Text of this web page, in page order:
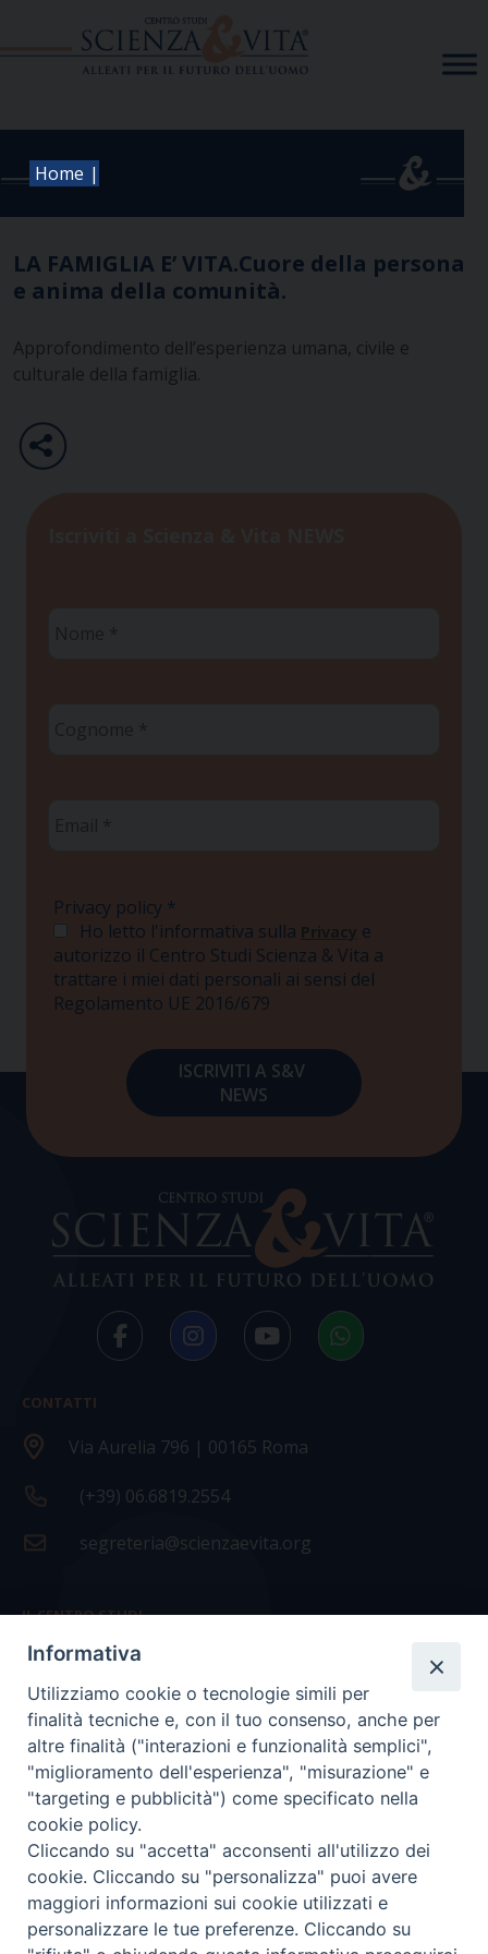
Home |
LA FAMIGLIA E’ VITA.Cuore della persona
e anima della comunità.
Approfondimento dell’esperienza umana, civile e
culturale della famiglia.
Privacy policy *
Ho letto l'informativa sulla Privacy e
autorizzo il Centro Studi Scienza & Vita a
trattare i miei dati personali ai sensi del
Regolamento UE 2016/679
CONTATTI
Via Aurelia 796 | 00165 Roma
(+39) 06.6819.2554
segreteria@scienzaevita.org
IL CENTRO STUDI
La nostra storia
Statuto
Presidenza e ufficio presidenza
Consiglio scientifico
Coordinamento nazionale
Informativa
Utilizziamo cookie o tecnologie simili per
finalità tecniche e, con il tuo consenso, anche per
altre finalità ("interazioni e funzionalità semplici",
"miglioramento dell'esperienza", "misurazione" e
"targeting e pubblicità") come specificato nella
cookie policy.
Cliccando su "accetta" acconsenti all'utilizzo dei
cookie. Cliccando su "personalizza" puoi avere
maggiori informazioni sui cookie utilizzati e
personalizzare le tue preferenze. Cliccando su